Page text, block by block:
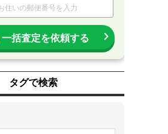
一括査定を依頼する
タグで検索